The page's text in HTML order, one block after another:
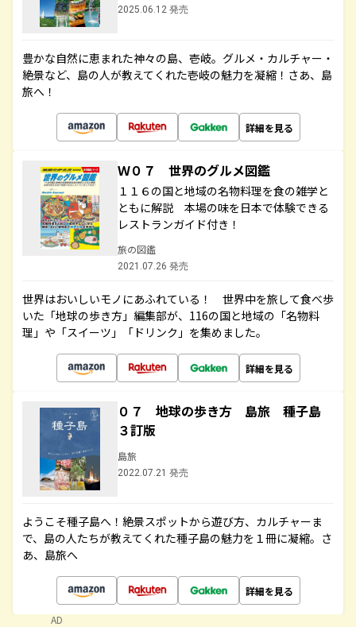
2025.06.12 発売
豊かな自然に恵まれた神々の島、壱岐。グルメ・カルチャー・
絶景など、島の人が教えてくれた壱岐の魅力を凝縮！さあ、島
旅へ！
詳細を見る
Ｗ０７ 世界のグルメ図鑑
１１６の国と地域の名物料理を食の雑学と
ともに解説 本場の味を日本で体験できる
レストランガイド付き！
旅の図鑑
2021.07.26 発売
世界はおいしいモノにあふれている！ 世界中を旅して食べ歩
いた「地球の歩き方」編集部が、116の国と地域の「名物料
理」や「スイーツ」「ドリンク」を集めました。
詳細を見る
０７ 地球の歩き方 島旅 種子島
３訂版
島旅
2022.07.21 発売
ようこそ種子島へ！絶景スポットから遊び方、カルチャーま
で、島の人たちが教えてくれた種子島の魅力を１冊に凝縮。さ
あ、島旅へ
詳細を見る
AD